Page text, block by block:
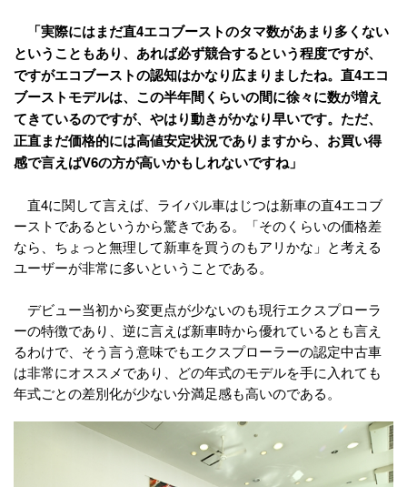
「実際にはまだ直4エコブーストのタマ数があまり多くない
ということもあり、あれば必ず競合するという程度ですが、
ですがエコブーストの認知はかなり広まりましたね。直4エコ
ブーストモデルは、この半年間くらいの間に徐々に数が増え
てきているのですが、やはり動きがかなり早いです。ただ、
正直まだ価格的には高値安定状況でありますから、お買い得
感で言えばV6の方が高いかもしれないですね」
直4に関して言えば、ライバル車はじつは新車の直4エコブ
ーストであるというから驚きである。「そのくらいの価格差
なら、ちょっと無理して新車を買うのもアリかな」と考える
ユーザーが非常に多いということである。
デビュー当初から変更点が少ないのも現行エクスプローラ
ーの特徴であり、逆に言えば新車時から優れているとも言え
るわけで、そう言う意味でもエクスプローラーの認定中古車
は非常にオススメであり、どの年式のモデルを手に入れても
年式ごとの差別化が少ない分満足感も高いのである。